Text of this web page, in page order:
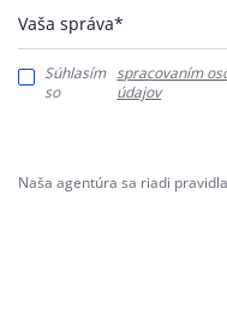
Vaša správa*
Súhlasím
so
spracovaním
údajov
Naša agentúra sa riadi